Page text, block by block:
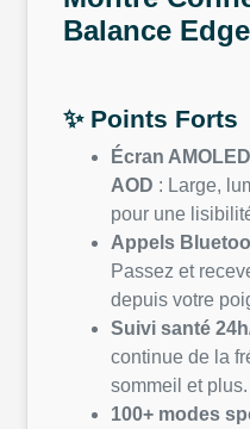
Balance Edge
✨ Points Forts
Écran
AOD : Large,
pour une
Appels
Passez et
depuis votre
Suivi santé
continue de la
sommeil et plus.
100+ modes